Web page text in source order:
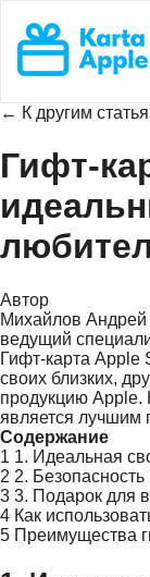
← К другим
Гифт-
Автор
Михайлов Андрей
ведущий
Гифт-карта Apple
своих близких,
продукцию Apple.
является лучшим
Содержание
1 1. Идеальная
2 2. Безопасность
3 3. Подарок для
4 Как
5 Преимущества